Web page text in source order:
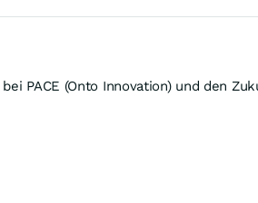
PACE (Onto Innovation) und den